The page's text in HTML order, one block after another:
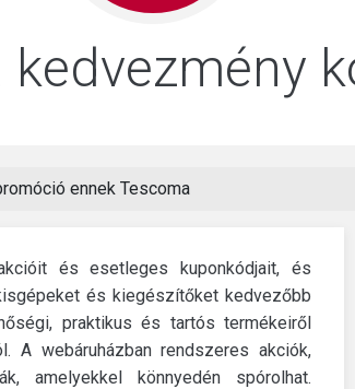
ennek Tescoma
és esetleges kuponkódjait, és
és kiegészítőket kedvezőbb
praktikus és tartós termékeiről
A webáruházban rendszeres akciók,
amelyekkel könnyedén spórolhat.